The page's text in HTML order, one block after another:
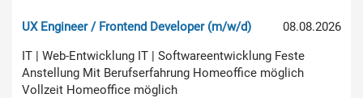
08.08.2026
UX Engineer / Frontend Developer (m/w/d)
IT | Web-Entwicklung IT | Softwareentwicklung Feste
Anstellung Mit Berufserfahrung Homeoffice möglich
Vollzeit Homeoffice möglich